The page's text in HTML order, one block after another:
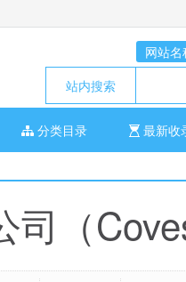
网站名
站内搜索
分类目录 最新收
司（